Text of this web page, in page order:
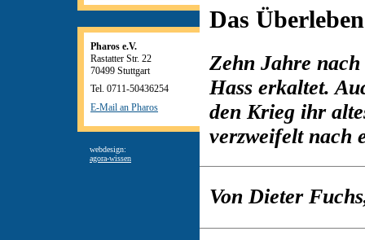
Pharos e.V.
Rastatter Str. 22
70499 Stuttgart
Tel. 0711-50436254
E-Mail an Pharos
webdesign:
agora-wissen
Das
Zehn Jahre
Hass erkaltet.
den Krieg ihr
verzweifelt nach
Von Dieter